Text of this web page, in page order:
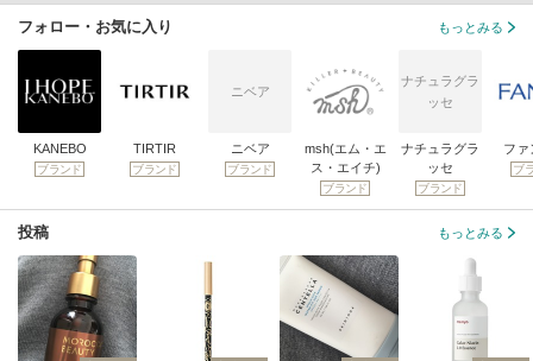
フォロー・お気に入り もっとみる
KANEBO
ブランド
TIRTIR
ブランド
ニベア
ニベア
ブランド
msh(エム・エ
ス・エイチ)
ブランド
ナチュラグラ
ッセ
ナチュラグラ
ッセ
ブランド
ファ
ブ
投稿 もっとみる